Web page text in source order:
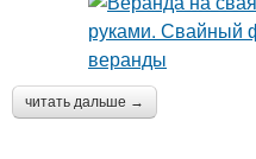
читать дальше →